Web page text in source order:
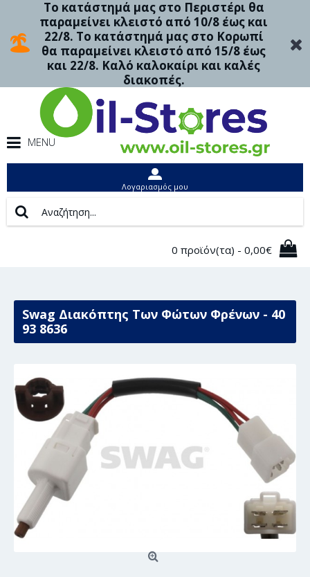
Το κατάστημά μας στο Περιστέρι θα
παραμείνει κλειστό από 10/8 έως και
22/8. Το κατάστημά μας στο Κορωπί
θα παραμείνει κλειστό από 15/8 έως
και 22/8. Καλό καλοκαίρι και καλές
διακοπές.
MENU
Λογαριασμός μου
0 προϊόν(τα) - 0,00€
Swag Διακόπτης Των Φώτων Φρένων - 40
93 8636